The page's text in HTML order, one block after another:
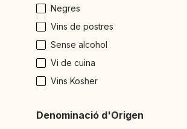
Negres
Vins de postres
Sense alcohol
Vi de cuina
Vins Kosher
Denominació d'Origen